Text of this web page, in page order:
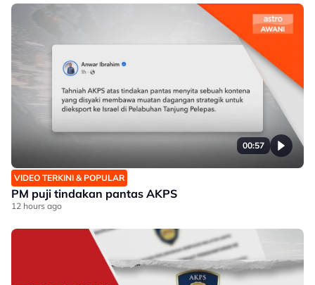
00:57
VIDEO TERKINI & POPULAR
PM puji tindakan pantas AKPS
12 hours ago